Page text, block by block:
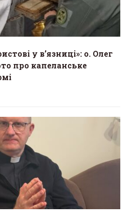
у вʼязниці»: о. Олег
про капеланське